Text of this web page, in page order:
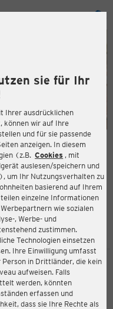
sie für Ihr
Ihrer ausdrücklichen
können wir auf Ihre
und für sie passende
anzeigen. In diesem
(z.B. Cookies , mit
auslesen/speichern und
um Ihr Nutzungsverhalten zu
basierend auf Ihrem
einzelne Informationen
wie sozialen
, Werbe- und
zustimmen.
Technologien einsetzen
Ihre Einwilligung umfasst
in Drittländer, die kein
aufweisen. Falls
werden, könnten
erfassen und
dass sie Ihre Rechte als
FILIALE
73